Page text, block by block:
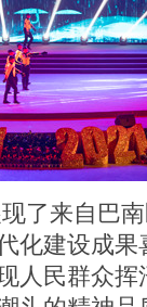
了来自巴
化建设成果
人民群众